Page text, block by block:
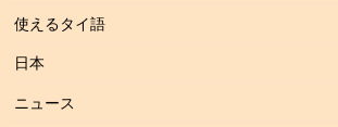
使えるタイ語
日本
ニュース